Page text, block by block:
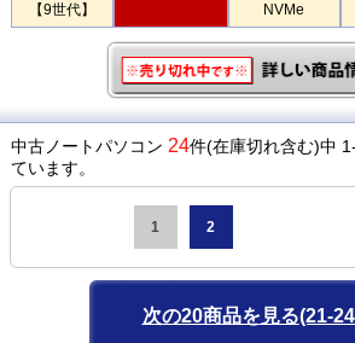
【9世代】
NVMe
中古ノートパソコン 24件(在庫切れ含む)中
ています。
1 2
次の20商品を見る(21-